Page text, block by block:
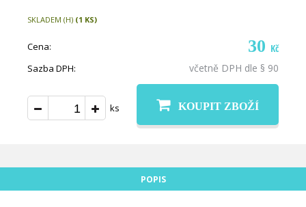
SKLADEM (H) (1 KS)
Cena: 30 Kč
Sazba DPH: včetně DPH dle § 90
ks KOUPIT ZBOŽÍ
POPIS